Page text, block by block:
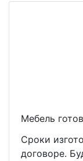
Мебель
Сроки
договоре.